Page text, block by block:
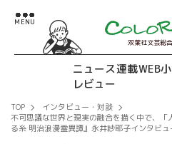
双葉社文芸総
ニュース連載WEB
レビュー
TOP
インタビュー・対談
不可思議な世界と現実の融合を描く中で、
る糸 明治浪漫霊異譚』永井紗耶子インタビュ